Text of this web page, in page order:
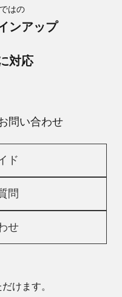
はの
ンアップ
対応
問い合わせ
ド
問
せ
けます。